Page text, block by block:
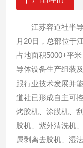
江苏容道社半导
月20日，总部位于
占地面积5000+平
导体设备生产组装
跟行业技术发展并
道社已形成自主可
烤胶机、涂膜机、
胶机、紫外清洗机
属剥离去胶机、湿